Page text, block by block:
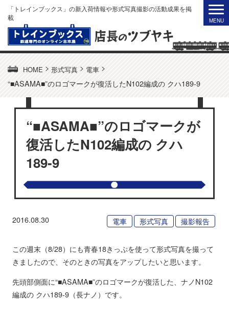
「トレインブックス」の新入荷情報や形式写真撮影の活動成果を掲
載
HOME > 形式写真 > 電車 >
“■ASAMA■”のロゴマークが復活したN102編成の クハ189-9
“■ASAMA■”のロゴマークが
復活したN102編成の クハ
189-9
2016.08.30 電車 形式写真 撮影報告
この週末（8/28）にも青春18きっぷを使って形式写真を撮って
きましたので、そのときの写真をアップしたいと思います。
先頭部側面に“■ASAMA■”のロゴマークが復活した、ナノN102
編成の クハ189-9（長ナノ）です。